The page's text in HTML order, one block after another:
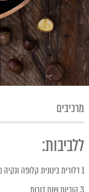
מרכיבים
ללביבות:
1 דלורית בינונית קלופה ונקיה מזרעים (כ-750 גרם)